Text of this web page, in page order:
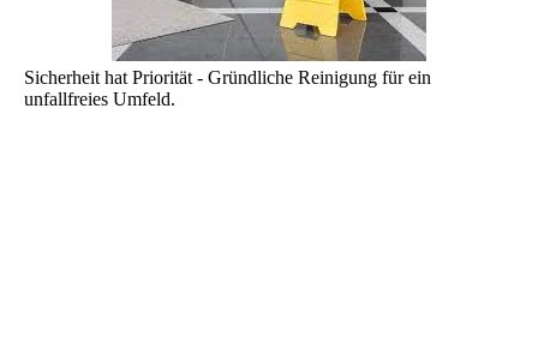
Sicherheit hat Priorität - Gründliche Reinigung für ein
unfallfreies Umfeld.